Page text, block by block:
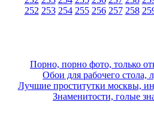
252 253 254 255 256 257 258
Порно, порно фото, только
Обои для рабочего стола,
Лучшие проститутки москвы,
Знаменитости, голые